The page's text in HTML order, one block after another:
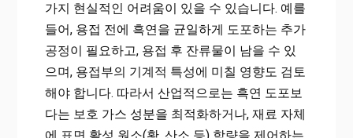
가지 현실적인 어려움이 있을 수 있습니다. 예를
들어, 용접 전에 흑연을 균일하게 도포하는 추가
공정이 필요하고, 용접 후 잔류물이 남을 수 있
으며, 용접부의 기계적 특성에 미칠 영향도 검토
해야 합니다. 따라서 산업적으로는 흑연 도포보
다는 보호 가스 성분을 최적화하거나, 재료 자체